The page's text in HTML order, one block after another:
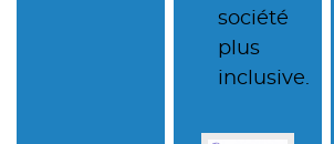
société
plus
inclusive.